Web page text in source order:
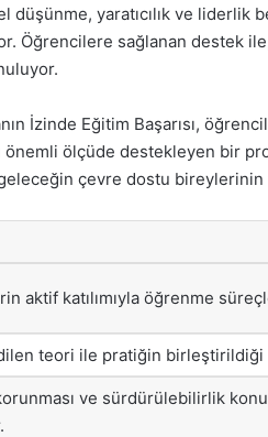
yaratıcılık ve liderlik
Öğrencilere sağlanan destek
İzinde Eğitim Başarısı,
önemli ölçüde destekleyen bir
çevre dostu bireylerinin
aktif katılımıyla öğrenme
teori ile pratiğin birleştirildiği
ve sürdürülebilirlik